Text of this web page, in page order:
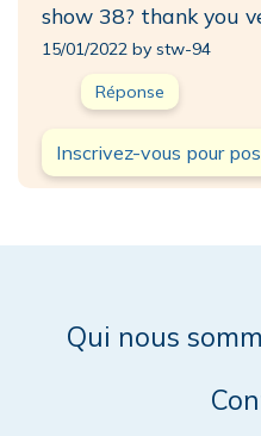
show 38? thank you
15/01/2022 by stw-94
Réponse
Inscrivez-vous pour
Qui nous